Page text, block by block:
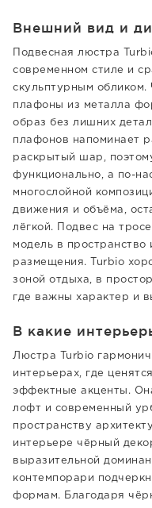
Внешний вид и
Подвесная люстра
современном стиле и
скульптурным
плафоны из металла
образ без лишних
плафонов напоминает
раскрытый шар,
функционально, а по-
многослойной
движения и объёма,
лёгкой. Подвес на
модель в
размещения. Turbio
зоной отдыха, в
где важны характер и
В какие
Люстра Turbio
интерьерах, где
эффектные акценты.
лофт и современный
пространству
интерьере чёрный
выразительной
контемпорари
формам. Благодаря